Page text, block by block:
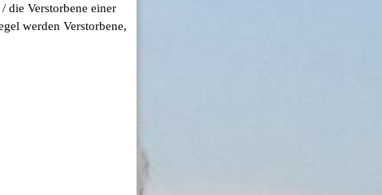
die Verstorbene einer
werden Verstorbene,